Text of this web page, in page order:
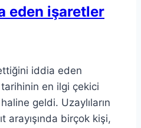
eden işaretler
iddia eden
en ilgi çekici
geldi. Uzaylıların
arayışında birçok kişi,